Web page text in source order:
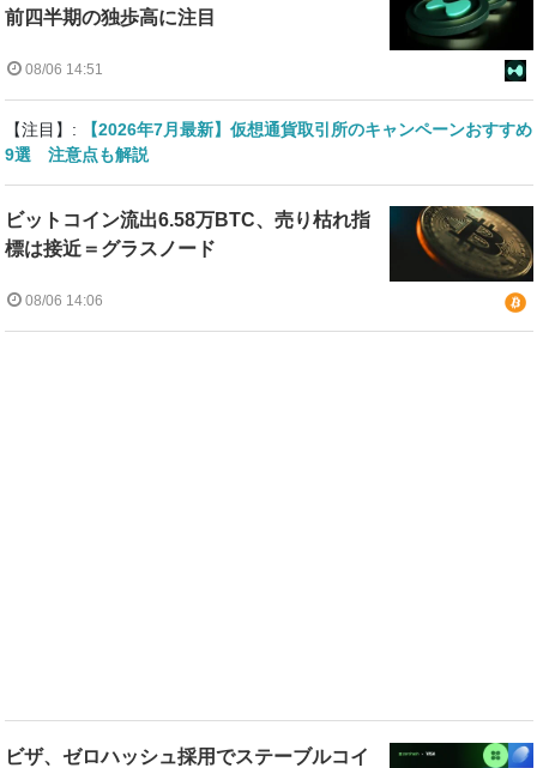
前四半期の独歩高に注目
08/06 14:51
【注目】:
【2026年7月最新】仮想通貨取引所のキャンペーンおすすめ
9選 注意点も解説
ビットコイン流出6.58万BTC、売り枯れ指
標は接近＝グラスノード
08/06 14:06
ビザ、ゼロハッシュ採用でステーブルコイ